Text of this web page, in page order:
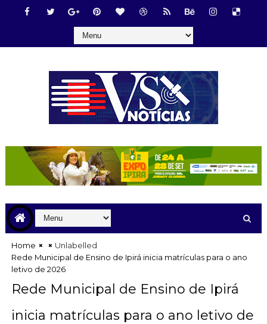
Home
Unlabelled
Rede Municipal de Ensino de Ipirá inicia matrículas para o ano
letivo de 2026
Rede Municipal de Ensino de Ipirá
inicia matrículas para o ano letivo de